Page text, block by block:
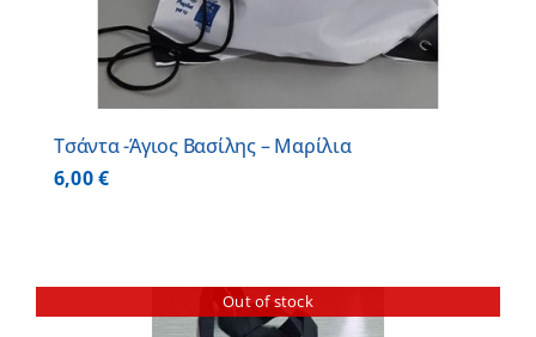
Τσάντα -Άγιος Βασίλης – Μαρίλια
6,00€
Out of stock